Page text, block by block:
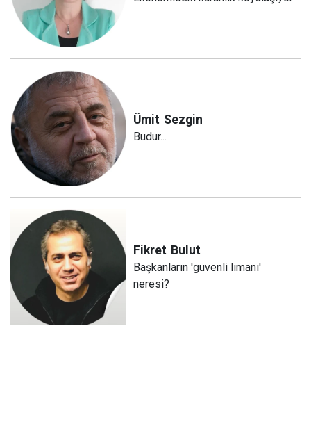
Ümit Sezgin
Budur...
Fikret Bulut
Başkanların 'güvenli limanı'
neresi?